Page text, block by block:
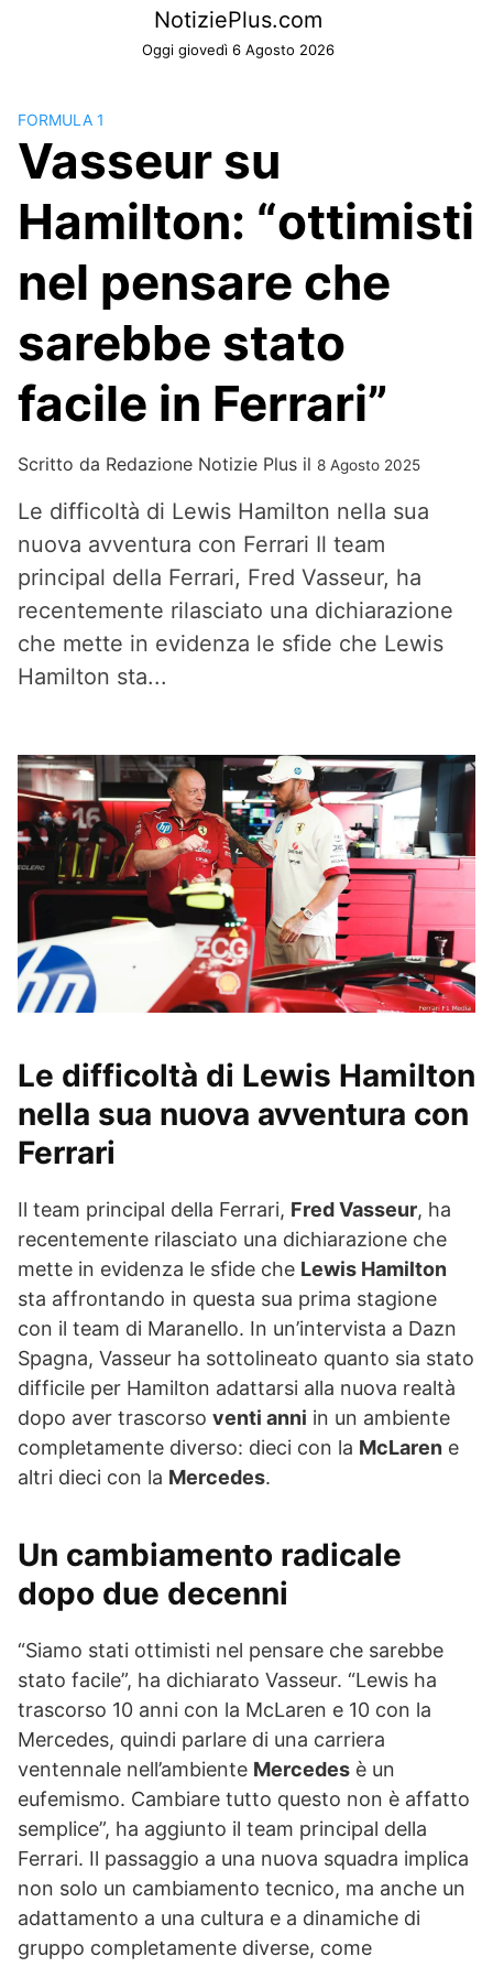
NotiziePlus.com
Oggi giovedì 6 Agosto 2026
FORMULA 1
Vasseur su
Hamilton: “ottimisti
nel pensare che
sarebbe stato
facile in Ferrari”
Scritto da Redazione Notizie Plus il 8 Agosto 2025
Le difficoltà di Lewis Hamilton nella sua
nuova avventura con Ferrari Il team
principal della Ferrari, Fred Vasseur, ha
recentemente rilasciato una dichiarazione
che mette in evidenza le sfide che Lewis
Hamilton sta...
Le difficoltà di Lewis Hamilton
nella sua nuova avventura con
Ferrari
Il team principal della Ferrari, Fred Vasseur, ha
recentemente rilasciato una dichiarazione che
mette in evidenza le sfide che Lewis Hamilton
sta affrontando in questa sua prima stagione
con il team di Maranello. In un’intervista a Dazn
Spagna, Vasseur ha sottolineato quanto sia stato
difficile per Hamilton adattarsi alla nuova realtà
dopo aver trascorso venti anni in un ambiente
completamente diverso: dieci con la McLaren e
altri dieci con la Mercedes.
Un cambiamento radicale
dopo due decenni
“Siamo stati ottimisti nel pensare che sarebbe
stato facile”, ha dichiarato Vasseur. “Lewis ha
trascorso 10 anni con la McLaren e 10 con la
Mercedes, quindi parlare di una carriera
ventennale nell’ambiente Mercedes è un
eufemismo. Cambiare tutto questo non è affatto
semplice”, ha aggiunto il team principal della
Ferrari. Il passaggio a una nuova squadra implica
non solo un cambiamento tecnico, ma anche un
adattamento a una cultura e a dinamiche di
gruppo completamente diverse, come